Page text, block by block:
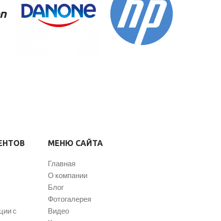
с
МЕНЮ САЙТА
Главная
О компании
Блог
Фотогалерея
Видео